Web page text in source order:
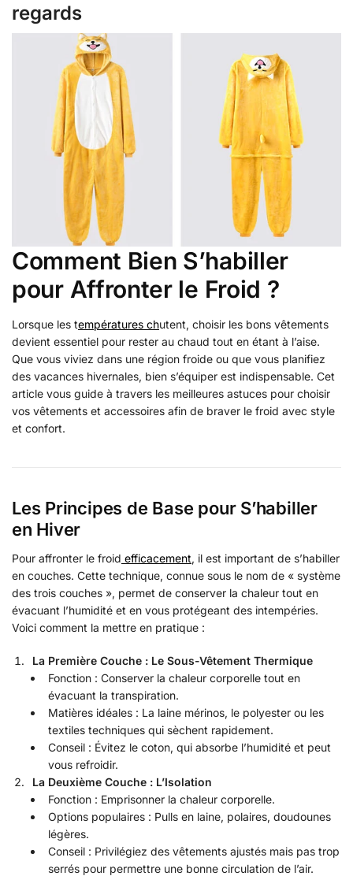
regards
Comment Bien S’habiller
pour Affronter le Froid ?
Lorsque les températures chutent, choisir les bons vêtements
devient essentiel pour rester au chaud tout en étant à l’aise.
Que vous viviez dans une région froide ou que vous planifiez
des vacances hivernales, bien s’équiper est indispensable. Cet
article vous guide à travers les meilleures astuces pour choisir
vos vêtements et accessoires afin de braver le froid avec style
et confort.
Les Principes de Base pour S’habiller
en Hiver
Pour affronter le froid efficacement, il est important de s’habiller
en couches. Cette technique, connue sous le nom de « système
des trois couches », permet de conserver la chaleur tout en
évacuant l’humidité et en vous protégeant des intempéries.
Voici comment la mettre en pratique :
La Première Couche : Le Sous-Vêtement Thermique
Fonction : Conserver la chaleur corporelle tout en
évacuant la transpiration.
Matières idéales : La laine mérinos, le polyester ou les
textiles techniques qui sèchent rapidement.
Conseil : Évitez le coton, qui absorbe l’humidité et peut
vous refroidir.
La Deuxième Couche : L’Isolation
Fonction : Emprisonner la chaleur corporelle.
Options populaires : Pulls en laine, polaires, doudounes
légères.
Conseil : Privilégiez des vêtements ajustés mais pas trop
serrés pour permettre une bonne circulation de l’air.